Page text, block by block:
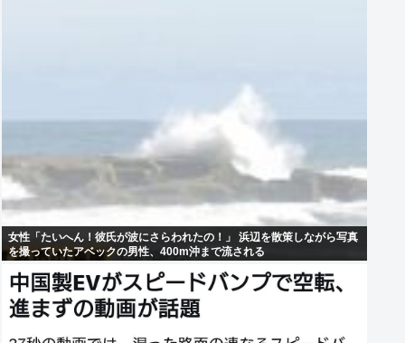
女性「たいへん！彼氏が波にさらわれたの！」 浜辺を散策しながら写真
を撮っていたアベックの男性、400m沖まで流される